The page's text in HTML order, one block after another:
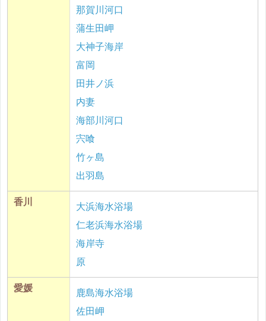
那賀川河口
蒲生田岬
大神子海岸
富岡
田井ノ浜
内妻
海部川河口
宍喰
竹ヶ島
出羽島
香川
大浜海水浴場
仁老浜海水浴場
海岸寺
原
愛媛
鹿島海水浴場
佐田岬